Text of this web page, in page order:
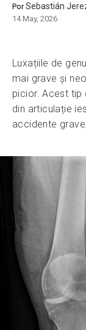
PorSebastián
14 May, 2026
Luxațiile de
mai grave și
picior. Acest tip
din articulație
accidente